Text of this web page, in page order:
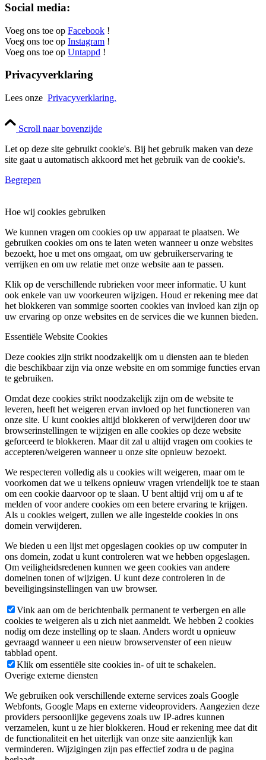
Social media:
Voeg ons toe op Facebook !
Voeg ons toe op Instagram !
Voeg ons toe op Untappd !
Privacyverklaring
Lees onze Privacyverklaring.
Scroll naar bovenzijde
Let op deze site gebruikt cookie's. Bij het gebruik maken van deze
site gaat u automatisch akkoord met het gebruik van de cookie's.
Begrepen
Hoe wij cookies gebruiken
We kunnen vragen om cookies op uw apparaat te plaatsen. We
gebruiken cookies om ons te laten weten wanneer u onze websites
bezoekt, hoe u met ons omgaat, om uw gebruikerservaring te
verrijken en om uw relatie met onze website aan te passen.
Klik op de verschillende rubrieken voor meer informatie. U kunt
ook enkele van uw voorkeuren wijzigen. Houd er rekening mee dat
het blokkeren van sommige soorten cookies van invloed kan zijn op
uw ervaring op onze websites en de services die we kunnen bieden.
Essentiële Website Cookies
Deze cookies zijn strikt noodzakelijk om u diensten aan te bieden
die beschikbaar zijn via onze website en om sommige functies ervan
te gebruiken.
Omdat deze cookies strikt noodzakelijk zijn om de website te
leveren, heeft het weigeren ervan invloed op het functioneren van
onze site. U kunt cookies altijd blokkeren of verwijderen door uw
browserinstellingen te wijzigen en alle cookies op deze website
geforceerd te blokkeren. Maar dit zal u altijd vragen om cookies te
accepteren/weigeren wanneer u onze site opnieuw bezoekt.
We respecteren volledig als u cookies wilt weigeren, maar om te
voorkomen dat we u telkens opnieuw vragen vriendelijk toe te staan
om een cookie daarvoor op te slaan. U bent altijd vrij om u af te
melden of voor andere cookies om een betere ervaring te krijgen.
Als u cookies weigert, zullen we alle ingestelde cookies in ons
domein verwijderen.
We bieden u een lijst met opgeslagen cookies op uw computer in
ons domein, zodat u kunt controleren wat we hebben opgeslagen.
Om veiligheidsredenen kunnen we geen cookies van andere
domeinen tonen of wijzigen. U kunt deze controleren in de
beveiligingsinstellingen van uw browser.
Vink aan om de berichtenbalk permanent te verbergen en alle
cookies te weigeren als u zich niet aanmeldt. We hebben 2 cookies
nodig om deze instelling op te slaan. Anders wordt u opnieuw
gevraagd wanneer u een nieuw browservenster of een nieuw
tabblad opent.
Klik om essentiële site cookies in- of uit te schakelen.
Overige externe diensten
We gebruiken ook verschillende externe services zoals Google
Webfonts, Google Maps en externe videoproviders. Aangezien deze
providers persoonlijke gegevens zoals uw IP-adres kunnen
verzamelen, kunt u ze hier blokkeren. Houd er rekening mee dat dit
de functionaliteit en het uiterlijk van onze site aanzienlijk kan
verminderen. Wijzigingen zijn pas effectief zodra u de pagina